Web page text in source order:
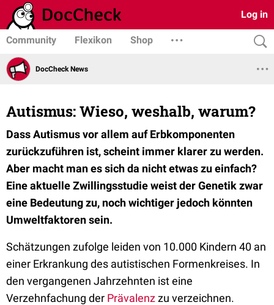
Log in
Community Flexikon Shop
DocCheck News
Autismus: Wieso, weshalb, warum?
Dass Autismus vor allem auf Erbkomponenten
zurückzuführen ist, scheint immer klarer zu werden.
Aber macht man es sich da nicht etwas zu einfach?
Eine aktuelle Zwillingsstudie weist der Genetik zwar
eine Bedeutung zu, noch wichtiger jedoch könnten
Umweltfaktoren sein.
Schätzungen zufolge leiden von 10.000 Kindern 40 an
einer Erkrankung des autistischen Formenkreises. In
den vergangenen Jahrzehnten ist eine
Verzehnfachung der Prävalenzzu verzeichnen.